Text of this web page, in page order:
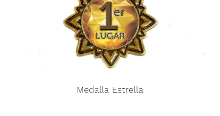
Medalla Estrella